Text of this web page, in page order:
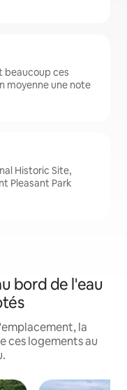
beaucoup ces
moyenne une note
Historic Site,
Pleasant Park
bord de l'eau
la
ces logements au